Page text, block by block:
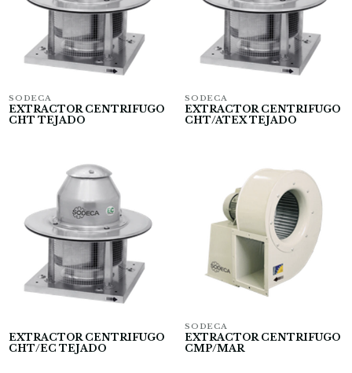
SODECA
EXTRACTOR CENTRIFUGO
CHT TEJADO
SODECA
EXTRACTOR CENTRIFUGO
CHT/ATEX TEJADO
EXTRACTOR CENTRIFUGO
CHT/EC TEJADO
SODECA
EXTRACTOR CENTRIFUGO
CMP/MAR